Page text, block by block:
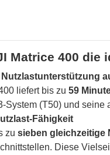
Matrice 400 die
liefert bis zu59
System (T50) und
Fähigkeit
zusieben gleichzeitige
Diese